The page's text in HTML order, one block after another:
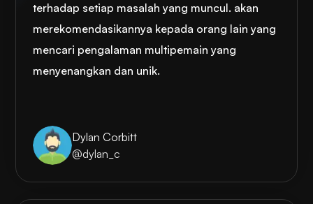
terhadap setiap masalah yang muncul. akan
merekomendasikannya kepada orang lain yang
mencari pengalaman multipemain yang
menyenangkan dan unik.
Dylan Corbitt
@dylan_c